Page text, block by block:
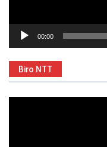
00:00
Biro NTT